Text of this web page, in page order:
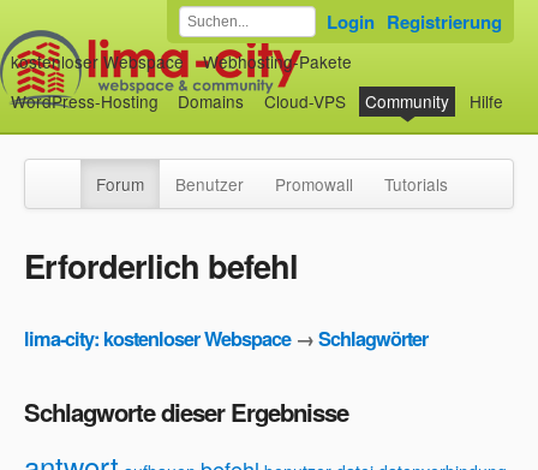
kostenloser Webspace
Webhosting-Pakete
WordPress-Hosting
Domains Cloud-VPS Community Hilfe
Login Registrierung
Forum Benutzer Promowall Tutorials
Erforderlich befehl
lima-city: kostenloser Webspace→Schlagwörter
Schlagworte dieser Ergebnisse